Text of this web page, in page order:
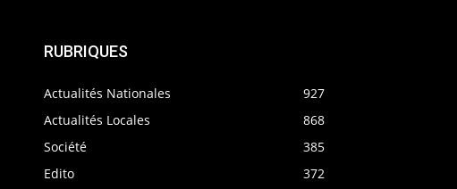
RUBRIQUES
Actualités Nationales
927
Actualités Locales
868
Société
385
Edito
372